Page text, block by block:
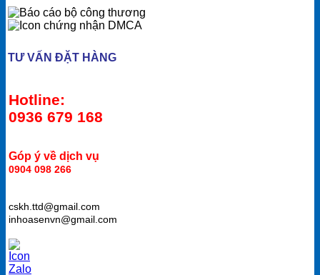
TƯ VẤN ĐẶT HÀNG
Hotline:
0936 679 168
Góp ý về dịch vụ
0904 098 266
cskh.ttd@gmail.com
inhoasenvn@gmail.com